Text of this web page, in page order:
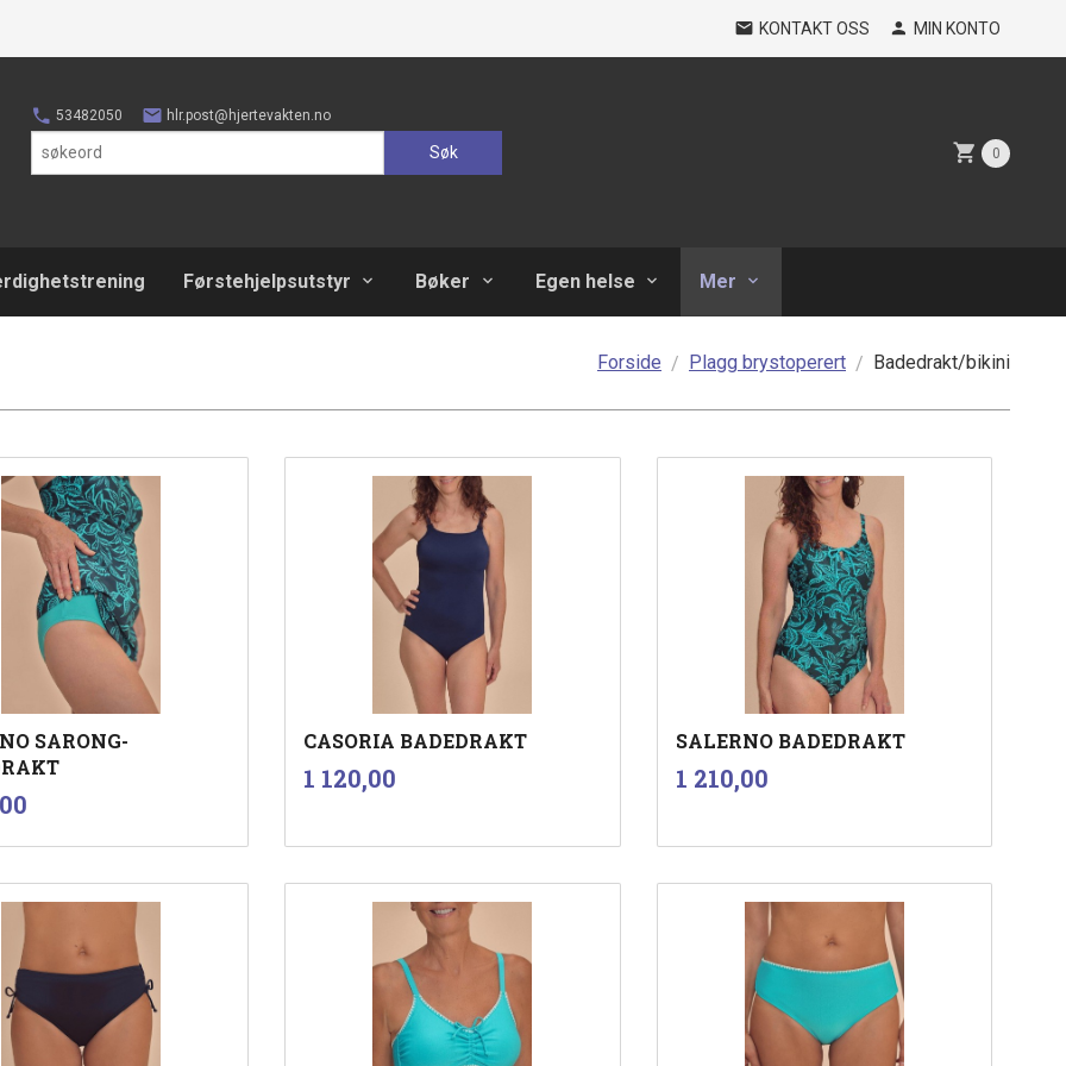
KONTAKT OSS MIN KONTO
53482050 hlr.post@hjertevakten.no
Søk 0
Førstehjelpsutstyr Bøker Egen helse Mer
Forside Plagg brystoperert Badedrakt/bikini
SARONG-
mva.
Les mer
CASORIA BADEDRAKT
Pris
1 120,00
Les mer
SALERNO BADEDRAKT
Pris
1 210,00mva.
Les mer